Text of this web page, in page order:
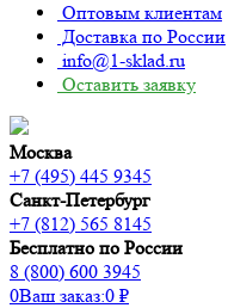
Оптовым клиентам
Доставка по России
info@1-sklad.ru
Оставить заявку
Москва
+7 (495) 445 9345
Санкт-Петербург
+7 (812) 565 8145
Бесплатно по России
8 (800) 600 3945
0Ваш заказ:0 ₽